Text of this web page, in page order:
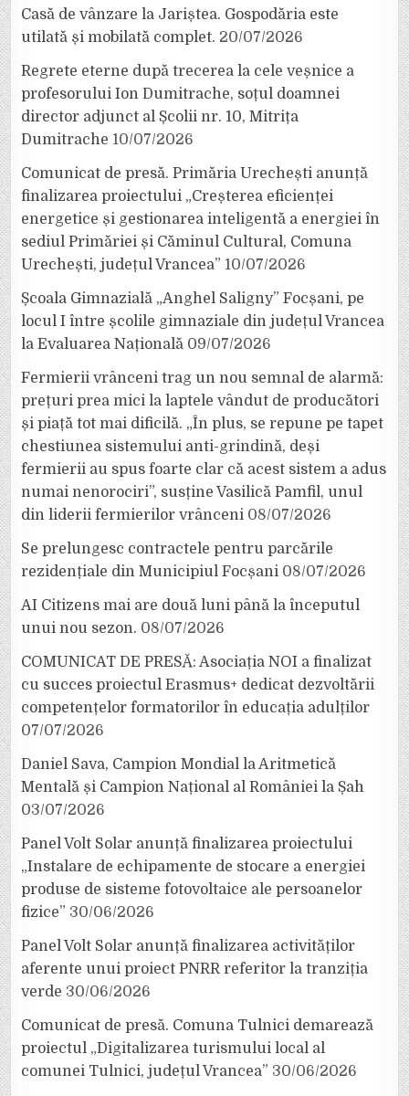
Casă de vânzare la Jariștea. Gospodăria este
utilată și mobilată complet. 20/07/2026
Regrete eterne după trecerea la cele veșnice a
profesorului Ion Dumitrache, soțul doamnei
director adjunct al Școlii nr. 10, Mitrița
Dumitrache 10/07/2026
Comunicat de presă. Primăria Urechești anunță
finalizarea proiectului „Creșterea eficienței
energetice și gestionarea inteligentă a energiei în
sediul Primăriei și Căminul Cultural, Comuna
Urechești, județul Vrancea” 10/07/2026
Școala Gimnazială „Anghel Saligny” Focșani, pe
locul I între școlile gimnaziale din județul Vrancea
la Evaluarea Națională 09/07/2026
Fermierii vrânceni trag un nou semnal de alarmă:
prețuri prea mici la laptele vândut de producători
și piață tot mai dificilă. „În plus, se repune pe tapet
chestiunea sistemului anti-grindină, deși
fermierii au spus foarte clar că acest sistem a adus
numai nenorociri”, susține Vasilică Pamfil, unul
din liderii fermierilor vrânceni 08/07/2026
Se prelungesc contractele pentru parcările
rezidențiale din Municipiul Focșani 08/07/2026
AI Citizens mai are două luni până la începutul
unui nou sezon. 08/07/2026
COMUNICAT DE PRESĂ: Asociația NOI a finalizat
cu succes proiectul Erasmus+ dedicat dezvoltării
competențelor formatorilor în educația adulților
07/07/2026
Daniel Sava, Campion Mondial la Aritmetică
Mentală și Campion Național al României la Șah
03/07/2026
Panel Volt Solar anunță finalizarea proiectului
„Instalare de echipamente de stocare a energiei
produse de sisteme fotovoltaice ale persoanelor
fizice” 30/06/2026
Panel Volt Solar anunță finalizarea activităților
aferente unui proiect PNRR referitor la tranziția
verde 30/06/2026
Comunicat de presă. Comuna Tulnici demarează
proiectul „Digitalizarea turismului local al
comunei Tulnici, județul Vrancea” 30/06/2026